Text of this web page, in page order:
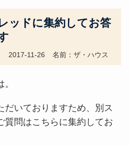
ッドに集約してお答
2017-11-26 名前：ザ・ハウス
だいておりますため、別ス
質問はこちらに集約してお